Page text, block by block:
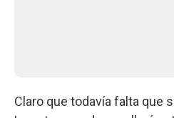
Claro que todavía falta que